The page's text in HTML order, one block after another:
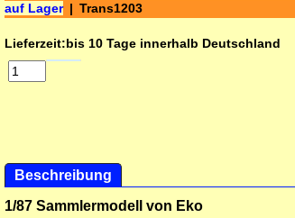
auf Lager Trans1203
Lieferzeit:bis 10 Tage innerhalb Deutschland
Beschreibung
1/87 Sammlermodell von Eko